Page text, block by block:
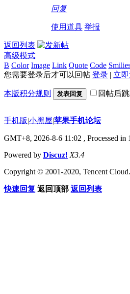
回复
使用道具 举报
返回列表
高级模式
B Color Image Link Quote Code
您需要登录后才可以回帖 登录 | 立
本版积分规则 发表回复 回帖后
手机版|小黑屋|苹果手机论坛
GMT+8, 2026-8-6 11:02 , Processed in
Powered by Discuz! X3.4
Copyright © 2001-2020, Tencent Cloud.
快速回复 返回顶部 返回列表